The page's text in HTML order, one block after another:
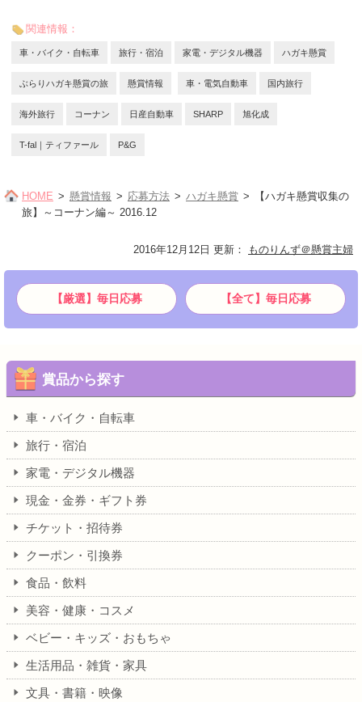
関連情報：
車・バイク・自転車 旅行・宿泊 家電・デジタル機器 ハガキ懸賞
ぶらりハガキ懸賞の旅 懸賞情報 車・電気自動車 国内旅行
海外旅行 コーナン 日産自動車 SHARP 旭化成
T-fal｜ティファール P&G
HOME 懸賞情報 応募方法 ハガキ懸賞
【ハガキ懸賞収集の
旅】～コーナン編～ 2016.12
2016年12月12日 更新 ： ものりんず＠懸賞主婦
【厳選】毎日応募 【全て】毎日応募
賞品から探す
車・バイク・自転車
旅行・宿泊
家電・デジタル機器
現金・金券・ギフト券
チケット・招待券
クーポン・引換券
食品・飲料
美容・健康・コスメ
ベビー・キッズ・おもちゃ
生活用品・雑貨・家具
文具・書籍・映像